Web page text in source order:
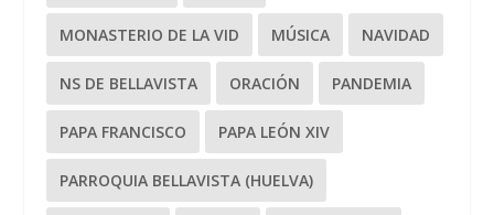
MONASTERIO DE LA VID MÚSICA NAVIDAD
NS DE BELLAVISTA ORACIÓN PANDEMIA
PAPA FRANCISCO PAPA LEÓN XIV
PARROQUIA BELLAVISTA (HUELVA)